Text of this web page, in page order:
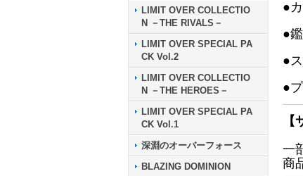
LIMIT OVER COLLECTIO
N －THE RIVALS－
LIMIT OVER SPECIAL PA
CK Vol.2
LIMIT OVER COLLECTIO
N －THE HEROES－
LIMIT OVER SPECIAL PA
CK Vol.1
深淵のオーバーフォース
BLAZING DOMINION
●
●
●
●
一
商